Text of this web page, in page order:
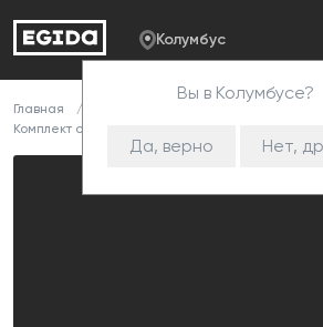
Колумбус
Вы в Колумбусе?
Да, верно Нет,
Главная
Комплект скамья "Беседа" 3В черная